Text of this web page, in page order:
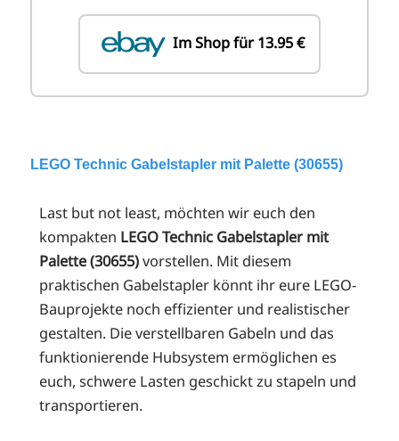
Im Shop für 13.95 €
LEGO Technic Gabelstapler mit Palette (30655)
Last but not least, möchten wir euch den
kompakten LEGO Technic Gabelstapler mit
Palette (30655)vorstellen. Mit diesem
praktischen Gabelstapler könnt ihr eure LEGO-
Bauprojekte noch effizienter und realistischer
gestalten. Die verstellbaren Gabeln und das
funktionierende Hubsystem ermöglichen es
euch, schwere Lasten geschickt zu stapeln und
transportieren.